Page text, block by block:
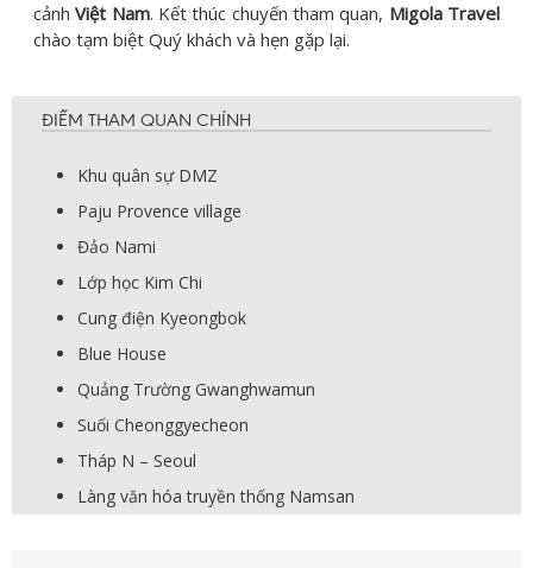
cảnhViệt Nam. Kết thúc chuyến tham quan, Migola Travel
chào tạm biệt Quý khách và hẹn gặp lại.
ĐIỂM THAM QUAN CHÍNH
Khu quân sự DMZ
Paju Provence village
Đảo Nami
Lớp học Kim Chi
Cung điện Kyeongbok
Blue House
Quảng Trường Gwanghwamun
Suối Cheonggyecheon
Tháp N – Seoul
Làng văn hóa truyền thống Namsan